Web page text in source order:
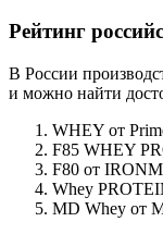
Рейтинг
В России
и можно найти
WHEY от
F85 WHEY
F80 от
Whey
MD Whey от